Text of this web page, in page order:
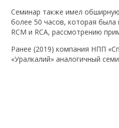
Семинар также имел
более 50 часов, которая
RCM и RCA, рассмотрению
Ранее (2019) компания НПП
«Уралкалий» аналогичный